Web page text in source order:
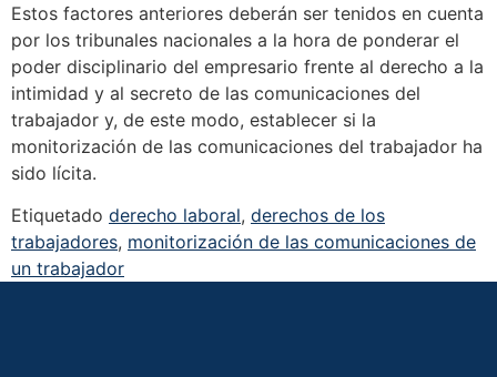
Estos factores anteriores deberán ser tenidos en cuenta
por los tribunales nacionales a la hora de ponderar el
poder disciplinario del empresario frente al derecho a la
intimidad y al secreto de las comunicaciones del
trabajador y, de este modo, establecer si la
monitorización de las comunicaciones del trabajador ha
sido lícita.
Etiquetado derecho laboral, derechos de los
trabajadores, monitorización de las comunicaciones de
un trabajador